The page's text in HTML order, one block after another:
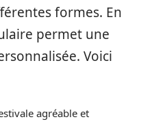
formes. En
permet une
Voici
agréable et